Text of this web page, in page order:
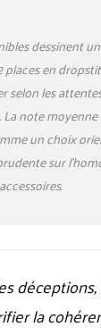
assise
épaisse avec
haut pour un
maintien du
dans le pack
est livré avec
transport. La
de la proue et
effort
la gamme
Coasto est
dessinent
en
selon les
La note
un choix
sur
la